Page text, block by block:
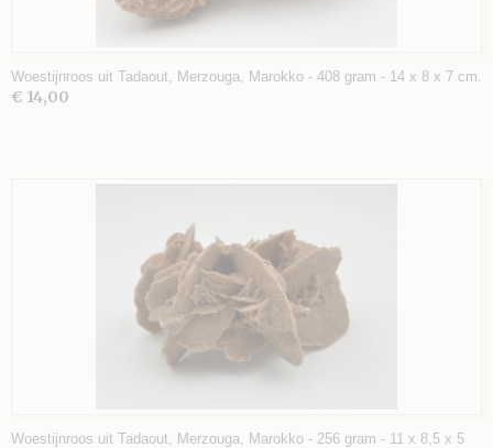
Woestijnroos uit Tadaout, Merzouga, Marokko - 408 gram - 14 x 8 x 7 cm.
€ 14,00
Woestijnroos uit Tadaout, Merzouga, Marokko - 256 gram - 11 x 8,5 x 5